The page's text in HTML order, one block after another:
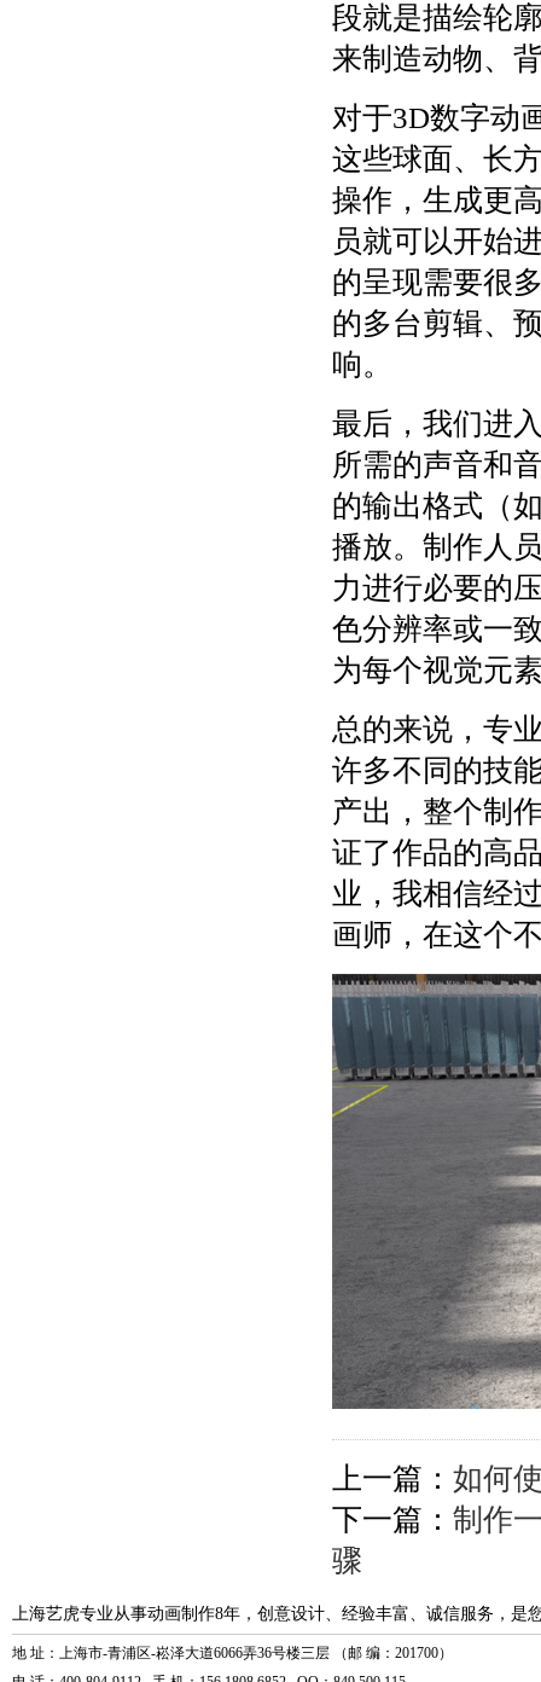
段就是描绘轮
来制造动物、
对于3D数字动
这些球面、长
操作，生成更
员就可以开始
的呈现需要很
的多台剪辑、
响。
最后，我们进
所需的声音和
的输出格式（
播放。制作人
力进行必要的
色分辨率或一
为每个视觉元
总的来说，专
许多不同的技
产出，整个制
证了作品的高
业，我相信经
画师，在这个
上一篇： 如何
下一篇： 制作
骤
上海艺虎专业从事动画制作8年，创意设计、经验丰富、诚信服务，是
地 址：上海市-青浦区-崧泽大道6066弄36号楼三层 （邮 编：201700）